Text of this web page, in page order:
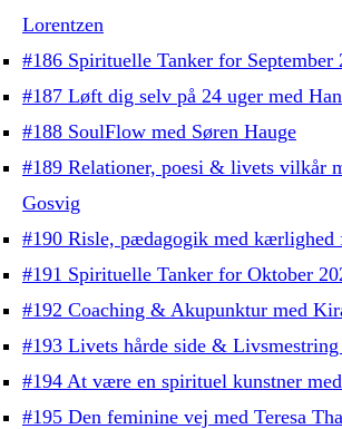
Lorentzen
#186 Spirituelle Tanker for September
#187 Løft dig selv på 24 uger med
#188 SoulFlow med Søren Hauge
#189 Relationer, poesi & livets vilkår
Gosvig
#190 Risle, pædagogik med kærlighed
#191 Spirituelle Tanker for Oktober
#192 Coaching & Akupunktur med
#193 Livets hårde side &
#194 At være en spirituel kunstner
#195 Den feminine vej med Teresa